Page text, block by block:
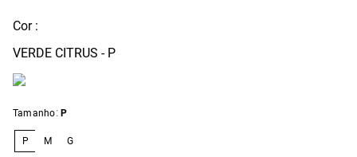
Cor :
VERDE CITRUS - P
Tamanho: P
P M G